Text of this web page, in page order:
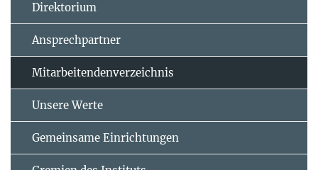
Direktorium
Ansprechpartner
Mitarbeitendenverzeichnis
Unsere Werte
Gemeinsame Einrichtungen